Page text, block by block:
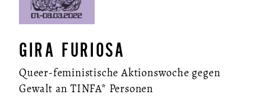
GIRA FURIOSA
Queer-feministische Aktionswoche gegen
Gewalt an TINFA* Personen